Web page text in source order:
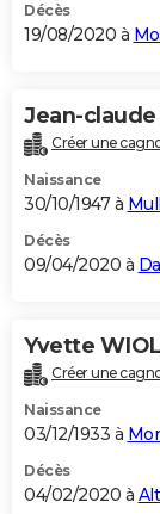
Décès
19/08/2020 à
Jean-
Créer une
Naissance
30/10/1947 à
Décès
09/04/2020 à
Yvette
Créer une
Naissance
03/12/1933 à
Décès
04/02/2020 à